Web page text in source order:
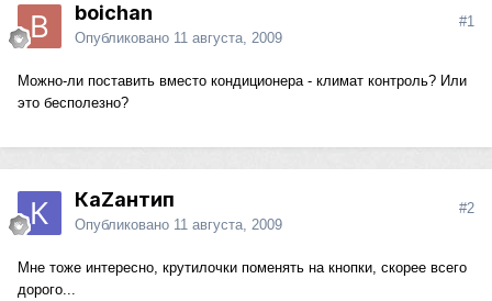
boichan
Опубликовано 11 августа, 2009
#1
Можно-ли поставить вместо кондиционера - климат контроль? Или
это бесполезно?
КаZантип
Опубликовано 11 августа, 2009
#2
Мне тоже интересно, крутилочки поменять на кнопки, скорее всего
дорого...